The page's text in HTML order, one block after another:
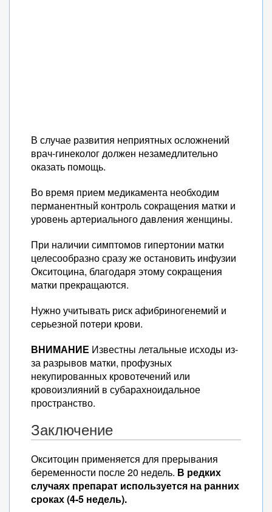
В случае развития неприятных осложнений
врач-гинеколог должен незамедлительно
оказать помощь.
Во время прием медикамента необходим
перманентный контроль сокращения матки и
уровень артериального давления женщины.
При наличии симптомов гипертонии матки
целесообразно сразу же остановить инфузии
Окситоцина, благодаря этому сокращения
матки прекращаются.
Нужно учитывать риск афибриногенемий и
серьезной потери крови.
ВНИМАНИЕ Известны летальные исходы из-
за разрывов матки, профузных
некупированных кровотечений или
кровоизлияний в субарахноидальное
пространство.
Заключение
Окситоцин применяется для прерывания
беременности после 20 недель. В редких
случаях препарат используется на ранних
сроках (4-5 недель).